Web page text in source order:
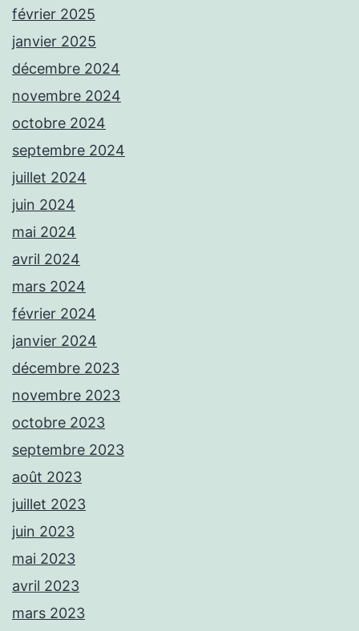
février 2025
janvier 2025
décembre 2024
novembre 2024
octobre 2024
septembre 2024
juillet 2024
juin 2024
mai 2024
avril 2024
mars 2024
février 2024
janvier 2024
décembre 2023
novembre 2023
octobre 2023
septembre 2023
août 2023
juillet 2023
juin 2023
mai 2023
avril 2023
mars 2023